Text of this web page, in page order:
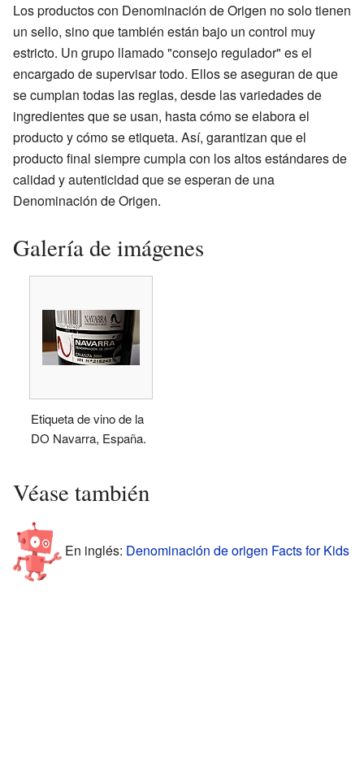
Los productos con Denominación de Origen no solo tienen
un sello, sino que también están bajo un control muy
estricto. Un grupo llamado "consejo regulador" es el
encargado de supervisar todo. Ellos se aseguran de que
se cumplan todas las reglas, desde las variedades de
ingredientes que se usan, hasta cómo se elabora el
producto y cómo se etiqueta. Así, garantizan que el
producto final siempre cumpla con los altos estándares de
calidad y autenticidad que se esperan de una
Denominación de Origen.
Galería de imágenes
Etiqueta de vino de la
DO Navarra, España.
Véase también
En inglés: Denominación de origen Facts for Kids